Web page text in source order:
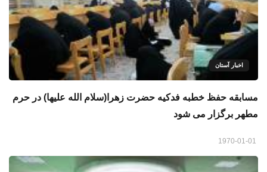
اخبار آستان
مسابقه حفظ خطبه فدکیه حضرت زهرا(سلام الله علیها) در حرم
مطهر برگزار می شود